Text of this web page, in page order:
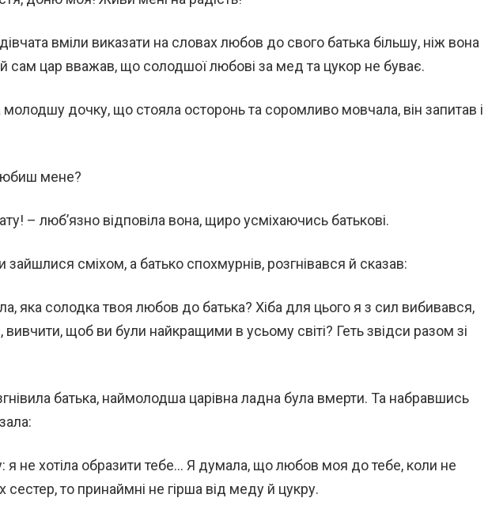
дівчата вміли виказати на словах любов до свого батька більшу, ніж вона
й сам цар вважав, що солодшої любові за мед та цукор не буває.
молодшу дочку, що стояла осторонь та соромливо мовчала, він запитав і
мене?
– люб’язно відповіла вона, щиро усміхаючись батькові.
сміхом, а батько спохмурнів, розгнівався й сказав:
яка солодка твоя любов до батька? Хіба для цього я з сил вибивався,
щоб ви були найкращими в усьому світі? Геть звідси разом зі
батька, наймолодша царівна ладна була вмерти. Та набравшись
я не хотіла образити тебе… Я думала, що любов моя до тебе, коли не
то принаймні не гірша від меду й цукру.